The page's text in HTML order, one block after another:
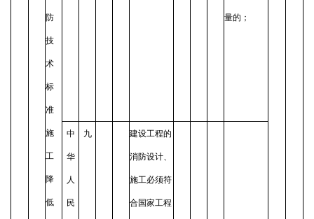
防
技
术
标
准
施
工
降
低
量的；
中
华
人
民
九 建设工程的
消防设计、
施工必须符
合国家工程